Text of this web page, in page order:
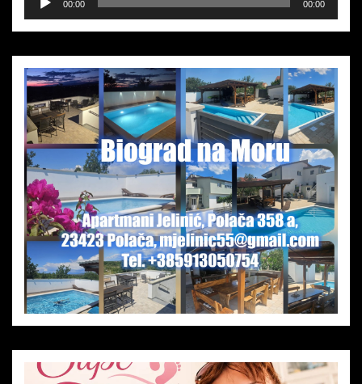
Player
00:00 00:00